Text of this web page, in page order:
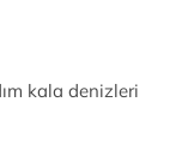
kala denizleri